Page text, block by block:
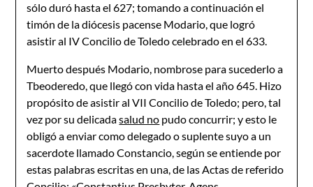
sólo duró hasta el 627; tomando a continuación el
timón de la diócesis pacense Modario, que logró
asistir al IV Conci­lio de Toledo celebrado en el 633.
Muerto después Modario, nombrose para sucederlo a
Tbeoderedo, que llegó con vida has­ta el año 645. Hizo
propósito de asistir al VII Concilio de Toledo; pero, tal
vez por su delicadasalud no pudo concurrir; y esto le
obligó a enviar como delegado o suplente su­yo a un
sacerdote llamado Constancio, según se entiende por
estas palabras escritas en una, de las Actas de referido